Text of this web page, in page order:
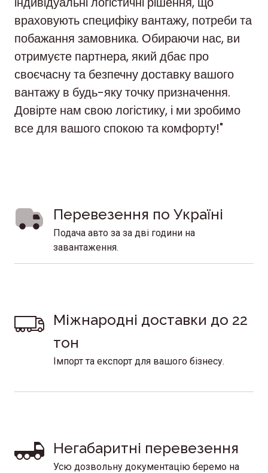
враховують специфіку вантажу, потреби та
побажання замовника. Обираючи нас, ви
отримуєте партнера, який дбає про
своєчасну та безпечну доставку вашого
вантажу в будь-яку точку призначення.
Довірте нам свою логістику, і ми зробимо
все для вашого спокою та комфорту!"
Перевезення по Україні
Подача авто за за дві години на
завантаження.
Міжнародні доставки до 22
тон
Імпорт та експорт для вашого бізнесу.
Негабаритні перевезення
Усю дозвольну документацію беремо на